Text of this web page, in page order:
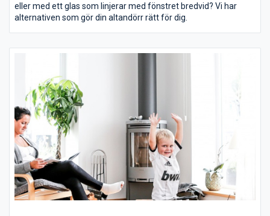
eller med ett glas som linjerar med fönstret bredvid? Vi har
alternativen som gör din altandörr rätt för dig.